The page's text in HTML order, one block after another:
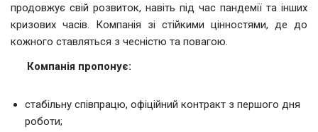
продовжує свій розвиток, навіть під час пандемії та інших
кризових часів. Компанія зі стійкими цінностями, де до
кожного ставляться з чесністю та повагою.
Компанія пропонує:
стабільну співпрацю, офіційний контракт з першого дня
роботи;